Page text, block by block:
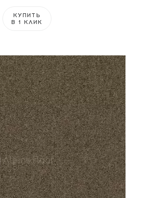
КУПИТЬ
В 1 КЛИК